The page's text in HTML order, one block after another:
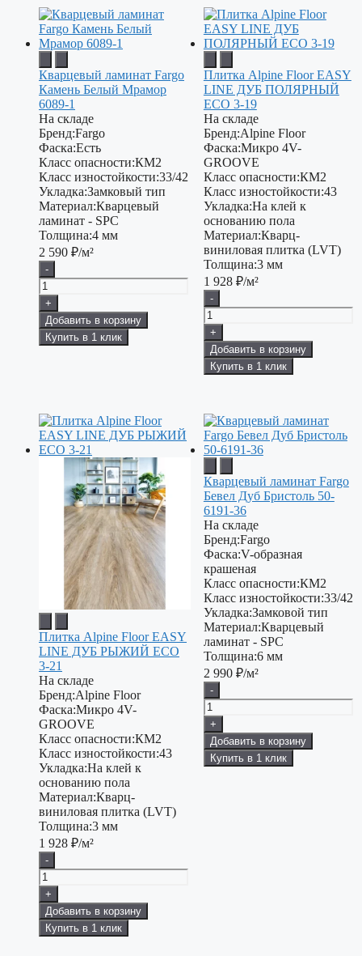
Кварцевый ламинат Fargo
Камень Белый Мрамор
6089-1
На складе
Бренд:Fargo
Фаска:Есть
Класс опасности:КМ2
Класс изностойкости:33/42
Укладка:Замковый тип
Материал:Кварцевый
ламинат - SPC
Толщина:4 мм
2 590 ₽/м²
-
+
Добавить в корзину
Купить в 1 клик
Плитка Alpine Floor EASY
LINE ДУБ ПОЛЯРНЫЙ
ECO 3-19
На складе
Бренд:Alpine Floor
Фаска:Микро 4V-
GROOVE
Класс опасности:КМ2
Класс изностойкости:43
Укладка:На клей к
основанию пола
Материал:Кварц-
виниловая плитка (LVT)
Толщина:3 мм
1 928 ₽/м²
-
+
Добавить в корзину
Купить в 1 клик
Плитка Alpine Floor EASY
LINE ДУБ РЫЖИЙ ECO
3-21
На складе
Бренд:Alpine Floor
Фаска:Микро 4V-
GROOVE
Класс опасности:КМ2
Класс изностойкости:43
Укладка:На клей к
основанию пола
Материал:Кварц-
виниловая плитка (LVT)
Толщина:3 мм
1 928 ₽/м²
-
+
Добавить в корзину
Купить в 1 клик
Кварцевый ламинат Fargo
Бевел Дуб Бристоль 50-
6191-36
На складе
Бренд:Fargo
Фаска:V-образная
крашеная
Класс опасности:КМ2
Класс изностойкости:33/42
Укладка:Замковой тип
Материал:Кварцевый
ламинат - SPC
Толщина:6 мм
2 990 ₽/м²
-
+
Добавить в корзину
Купить в 1 клик